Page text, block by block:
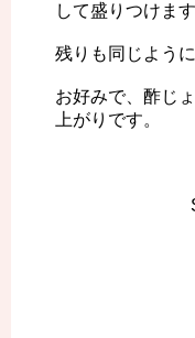
して盛りつけます
残りも同じよう
お好みで、酢じ
上がりです。